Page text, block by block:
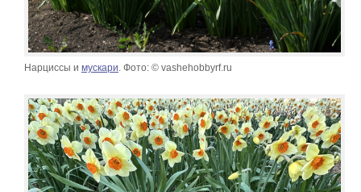
Нарциссы и мускари . Фото: © vashehobbyrf.ru